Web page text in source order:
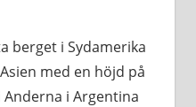
berget i Sydamerika
med en höjd på
i Argentina